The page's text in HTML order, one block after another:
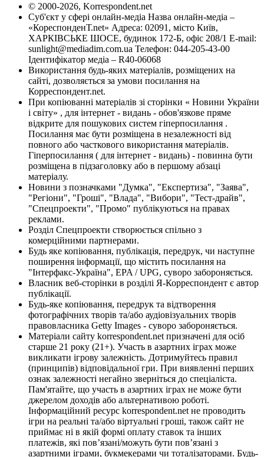
© 2000-2026, Korrespondent.net
Суб'єкт у сфері онлайн-медіа Назва онлайн-медіа –
«КореспонденТ.net» Адреса: 02091, місто Київ,
ХАРКІВСЬКЕ ШОСЕ, будинок 172-Б, офіс 208/1 E-mail:
sunlight@mediadim.com.ua Телефон: 044-205-43-00
Ідентифікатор медіа – R40-06068
Використання будь-яких матеріалів, розміщених на
сайті, дозволяється за умови посилання на
Корреспондент.net.
При копіюванні матеріалів зі сторінки « Новини України
і світу» , для інтернет - видань - обов'язкове пряме
відкрите для пошукових систем гіперпосилання .
Посилання має бути розміщена в незалежності від
повного або часткового використання матеріалів.
Гіперпосилання ( для інтернет - видань) - повинна бути
розміщена в підзаголовку або в першому абзаці
матеріалу.
Новини з позначками "Думка", "Експертиза", "Заява",
"Регіони", "Гроші", "Влада", "Вибори", "Тест-драйв",
"Спецпроекти", "Промо" публікуються на правах
реклами.
Розділ Спецпроекти створюється спільно з
комерційними партнерами.
Будь яке копіювання, публікація, передрук, чи наступне
поширення інформації, що містить посилання на
"Інтерфакс-Україна", EPA / UPG, суворо забороняється.
Власник веб-сторінки в розділі Я-Корреспондент є автор
публікації.
Будь-яке копіювання, передрук та відтворення
фотографічних творів та/або аудіовізуальних творів
правовласника Getty Images - суворо забороняється.
Матеріали сайту korrespondent.net призначені для осіб
старше 21 року (21+). Участь в азартних іграх може
викликати ігрову залежність. Дотримуйтесь правил
(принципів) відповідальної гри. При виявленні перших
ознак залежності негайно зверніться до спеціаліста.
Пам'ятайте, що участь в азартних іграх не може бути
джерелом доходів або альтернативою роботі.
Інформаційний ресурс korrespondent.net не проводить
ігри на реальні та/або віртуальні гроші, також сайт не
приймає ні в якій формі оплату ставок та інших
платежів, які пов’язані/можуть бути пов’язані з
азартними іграми, букмекерами чи тоталізаторами. Будь-